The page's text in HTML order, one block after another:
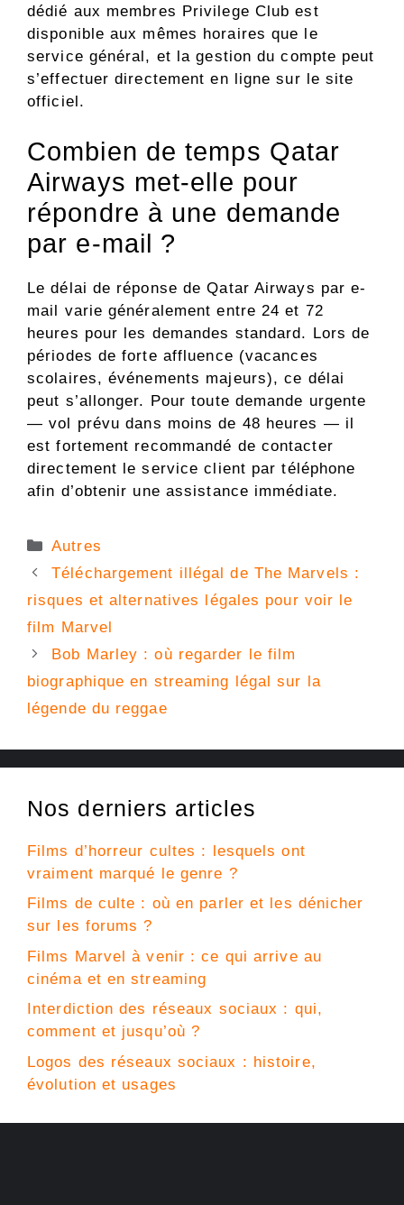
dédié aux membres Privilege Club est
disponible aux mêmes horaires que le
service général, et la gestion du compte peut
s’effectuer directement en ligne sur le site
officiel.
Combien de temps Qatar
Airways met-elle pour
répondre à une demande
par e-mail ?
Le délai de réponse de Qatar Airways par e-
mail varie généralement entre 24 et 72
heures pour les demandes standard. Lors de
périodes de forte affluence (vacances
scolaires, événements majeurs), ce délai
peut s’allonger. Pour toute demande urgente
— vol prévu dans moins de 48 heures — il
est fortement recommandé de contacter
directement le service client par téléphone
afin d’obtenir une assistance immédiate.
Catégories
Autres
Téléchargement illégal de The Marvels :
risques et alternatives légales pour voir le
film Marvel
Bob Marley : où regarder le film
biographique en streaming légal sur la
légende du reggae
Nos derniers articles
Films d’horreur cultes : lesquels ont
vraiment marqué le genre ?
Films de culte : où en parler et les dénicher
sur les forums ?
Films Marvel à venir : ce qui arrive au
cinéma et en streaming
Interdiction des réseaux sociaux : qui,
comment et jusqu’où ?
Logos des réseaux sociaux : histoire,
évolution et usages